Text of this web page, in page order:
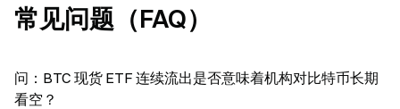
常见问题（FAQ）
问：BTC 现货 ETF 连续流出是否意味着机构对比特币长期
看空？